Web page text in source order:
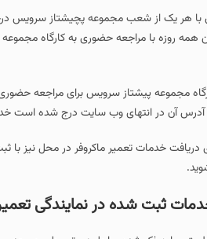
با هر یک از شعب مجموعه پچیشتاز سرویس
مجموعه پیشتاز سرویس برای مراجعه
آدرس آن در انتهای وب سایت درج شده است
دریافت خدمات تعمیر ماکروفر در محل نیز
ثبت شده در نمایندگی